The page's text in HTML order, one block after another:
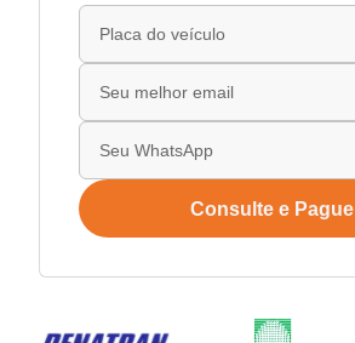
Consulte e Pague